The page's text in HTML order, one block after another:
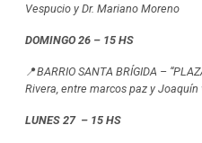
Vespucio y Dr. Mariano Moreno
DOMINGO 26 – 15 HS
📍BARRIO SANTA BRÍGIDA –
Rivera, entre marcos paz y Joaquín
LUNES 27 – 15 HS